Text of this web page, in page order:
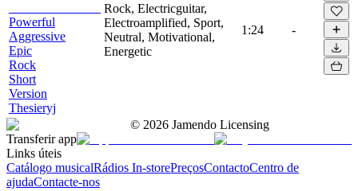
Powerful
Aggressive
Epic
Rock
Short
Version
Thesieryj
Rock, Electricguitar,
Electroamplified, Sport,
Neutral, Motivational,
Energetic
1:24 -
© 2026 Jamendo Licensing
Transferir app
Links úteis
Catálogo musicalRádios In-storePreçosContactoCentro de
ajudaContacte-nos